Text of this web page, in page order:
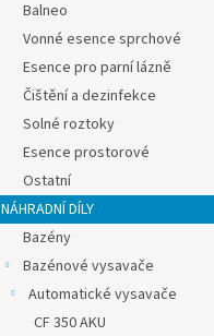
Balneo
Vonné esence sprchové
Esence pro parní lázně
Čištění a dezinfekce
Solné roztoky
Esence prostorové
Ostatní
NÁHRADNÍ DÍLY
Bazény
Bazénové vysavače
Automatické vysavače
CF 350 AKU